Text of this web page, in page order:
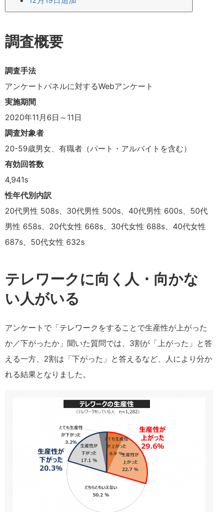
調査概要
調査手法
アンケートパネルに対するWebアンケート
実施期間
2020年11月6日～11日
調査対象者
20-59歳男女、有職者（パート・アルバイトを含む）
有効回答数
4,941s
性年代別内訳
20代男性 508s、30代男性 500s、40代男性 600s、50代
男性 658s、20代女性 668s、30代女性 688s、40代女性
687s、50代女性 632s
テレワークに向く人・向かな
い人がいる
アンケートで「テレワークをすることで生産性が上がった
か／下がったか」聞いた質問では、3割が「上がった」と答
える一方、2割は「下がった」と答えるなど、人により分か
れる結果となりました。